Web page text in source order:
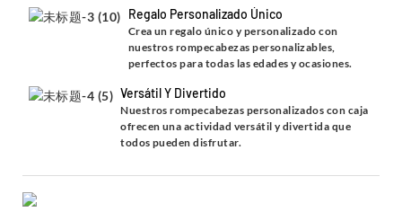
Regalo Personalizado Único
Crea un regalo único y personalizado con
nuestros rompecabezas personalizables,
perfectos para todas las edades y ocasiones.
Versátil Y Divertido
Nuestros rompecabezas personalizados con caja
ofrecen una actividad versátil y divertida que
todos pueden disfrutar.